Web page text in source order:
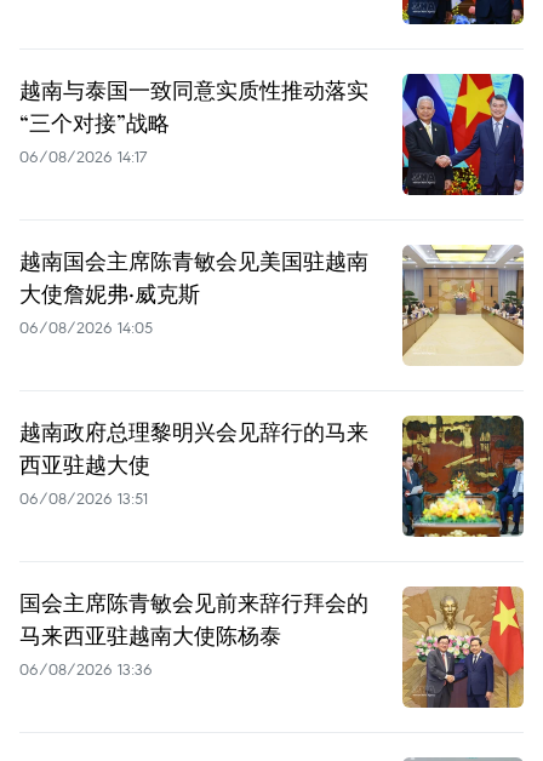
越南与泰国一致同意实质性推动落实
“三个对接”战略
06/08/2026 14:17
越南国会主席陈青敏会见美国驻越南
大使詹妮弗·威克斯
06/08/2026 14:05
越南政府总理黎明兴会见辞行的马来
西亚驻越大使
06/08/2026 13:51
国会主席陈青敏会见前来辞行拜会的
马来西亚驻越南大使陈杨泰
06/08/2026 13:36